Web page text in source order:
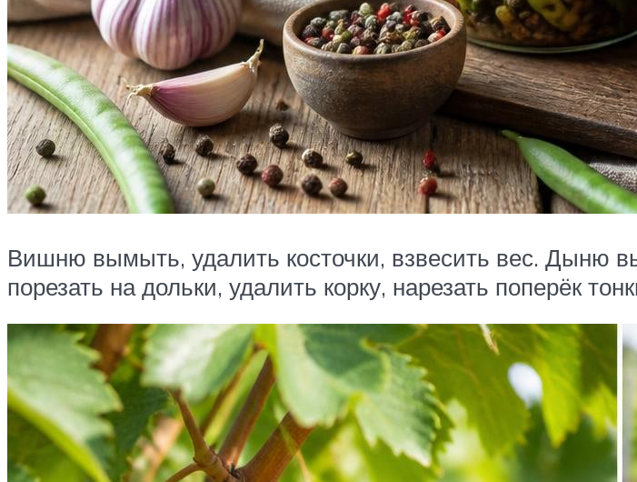
Вишню вымыть, удалить косточки, взвесить вес. Дыню
порезать на дольки, удалить корку, нарезать поперёк